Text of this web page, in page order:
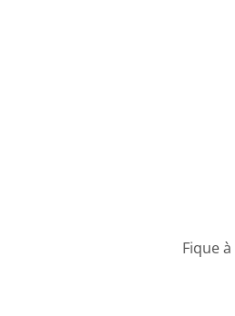
Fique